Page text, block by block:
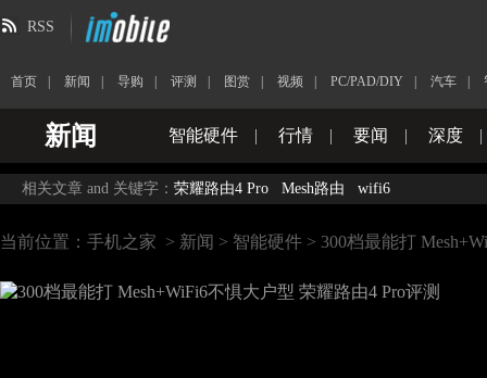
RSS
首页 新闻 导购 评测 图赏 视频 PC/PAD/DIY 汽车
新闻 智能硬件 | 行情 | 要闻 | 深度 |
相关文章 and 关键字： 荣耀路由4 Pro Mesh路由 wifi6
当前位置： 手机之家 > 新闻 > 智能硬件 > 300档最能打